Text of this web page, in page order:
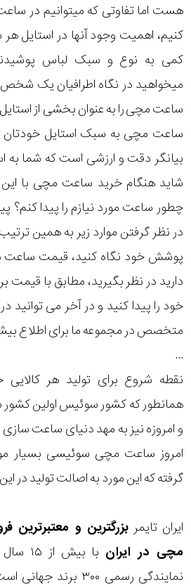
هست اما تفاوتی که میتوانیم در
کنیم، اهمیت وجود آنها در
کمی به نوع و سبک لباس
میخواهید در نگاه اطرافیان یک شخص
ساعت مچی را به عنوان بخشی از
ساعت مچی به سبک استایل
بیانگر دقت و ارزشی است که شما به
شاید هنگام خرید ساعت مچی با
چطور ساعت مورد نیازم را پیدا کنم؟
در نظر گرفتن موارد زیر به همین
پوشش خود نگاه کنید، قیمت
دارید در نظر بگیرید، مطابق با
خود را پیدا کنید و در آخر می توانید
متخصص در مجموعه ما برای اطلاع
...
نقطه شروع برای تولید هر
همانطور که کشور سوئیس اولین
و امروزه نیز به مهد دنیای ساعت
امروز ساعت مچی سوئیسی بسیار
گرفته که این مورد به اصالت تولید در
ایران تایمر بزرگترین و معتبرترین
مچی در ایران
با
نمایندگی رسمی ۳۰۰ برند جهانی است و توانسته ایم
پیلار
لیکوپر
آدیداس
متی
مازراتی
نمایش
جنسیت
استایل
محدوده
عرض
طرح
بند
طرح
صفحه
در
آب
شکل